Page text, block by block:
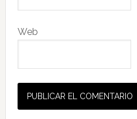
Web